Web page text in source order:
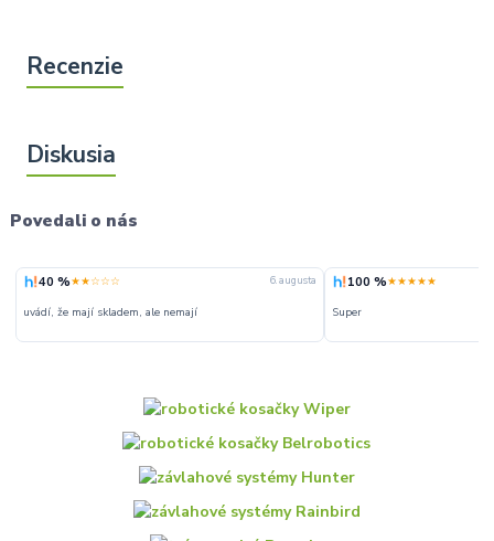
Povedali o nás
40 %★★☆☆☆ 6. augusta
uvádí, že mají skladem, ale nemají
100 %★★★★★
Super